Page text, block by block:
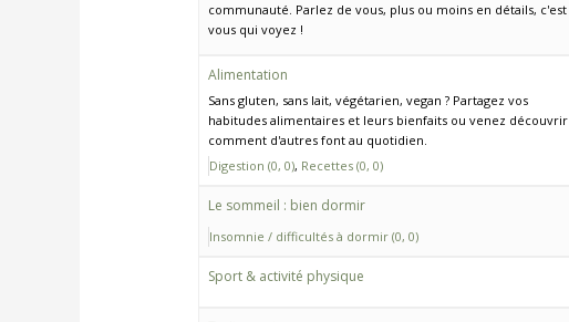
communauté. Parlez de vous, plus ou moins en détails, c'est
vous qui voyez !
Alimentation
Sans gluten, sans lait, végétarien, vegan ? Partagez vos
habitudes alimentaires et leurs bienfaits ou venez découvrir
comment d'autres font au quotidien.
Digestion (0, 0) Recettes (0, 0)
Le sommeil : bien dormir
Insomnie / difficultés à dormir (0, 0)
Sport & activité physique